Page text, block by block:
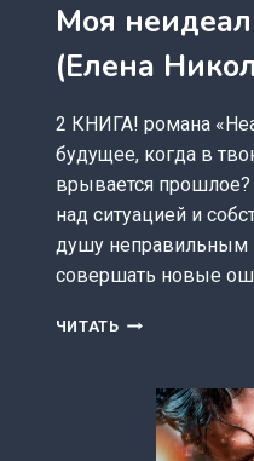
Моя
(Елена
2 КНИГА! романа
будущее, когда в
врывается прошлое?
над ситуацией и
душу
совершать новые
ЧИТАТЬ МОЯ
(ЕЛЕНА
НИКОЛАЕВА)